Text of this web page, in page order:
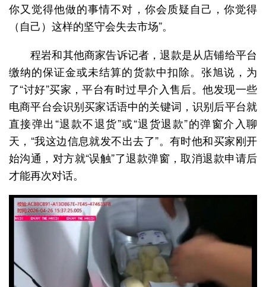
你又觉得他做的事情不对，你会质疑自己，你觉得
（自己）这样的坚守会失去市场”。
程岩和其他商家告诉记者，退款是从店铺给平台
缴纳的保证金或未结算的货款中扣除。张旭说，为
了“讨好”买家，平台有时过早介入售后。他发现一些
电商平台会识别买家话语中的关键词，识别后平台就
直接弹出“退款不退货”或“退货退款”的弹窗介入聊
天，“我这边信息就发不出去了”。有时他和买家刚开
始沟通，对方就“误触”了退款弹窗，取消退款申请后
才能再次对话。